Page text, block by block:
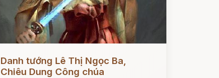
Danh tướng Lê Thị Ngọc Ba,
Chiêu Dung Công chúa